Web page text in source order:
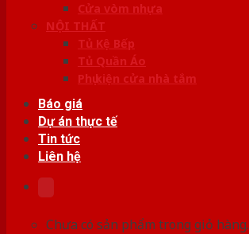
Cửa vòm nhựa
NỘI THẤT
Tủ Kệ Bếp
Tủ Quần Áo
Phụ kiện cửa nhà tắm
Báo giá
Dự án thực tế
Tin tức
Liên hệ
Chưa có sản phẩm trong giỏ hàng.